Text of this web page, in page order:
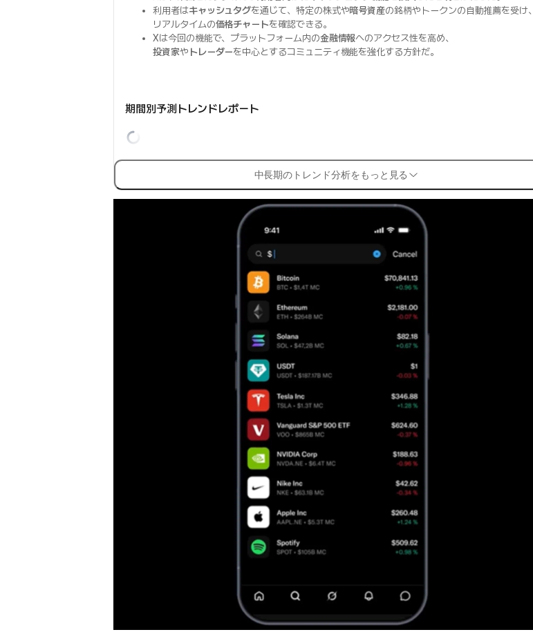
利用者はキャッシュタグを通じて、特定の株式や暗号資産の銘柄やトークンの自動推薦を受け、
リアルタイムの価格チャートを確認できる。
Xは今回の機能で、プラットフォーム内の金融情報へのアクセス性を高め、
投資家や トレーダーを中心とするコミュニティ機能を強化する方針だ。
期間別予測トレンドレポート
中長期のトレンド分析をもっと見る